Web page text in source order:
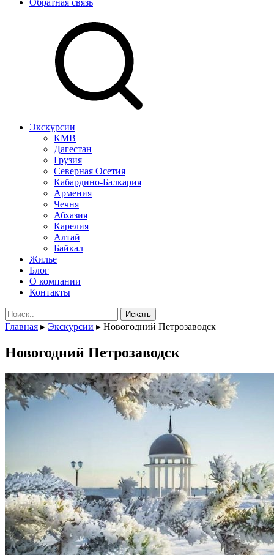
Обратная связь
Экскурсии
КМВ
Дагестан
Грузия
Северная Осетия
Кабардино-Балкария
Армения
Чечня
Абхазия
Карелия
Алтай
Байкал
Жилье
Блог
О компании
Контакты
Поиск:
Главная ▸ Экскурсии ▸ Новогодний Петрозаводск
Новогодний Петрозаводск